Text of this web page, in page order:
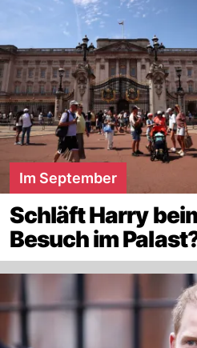
Im September
Schläft Harry
Besuch im